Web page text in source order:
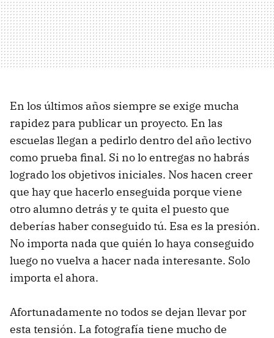
En los últimos años siempre se exige mucha
rapidez para publicar un proyecto. En las
escuelas llegan a pedirlo dentro del año lectivo
como prueba final. Si no lo entregas no habrás
logrado los objetivos iniciales. Nos hacen creer
que hay que hacerlo enseguida porque viene
otro alumno detrás y te quita el puesto que
deberías haber conseguido tú. Esa es la presión.
No importa nada que quién lo haya conseguido
luego no vuelva a hacer nada interesante. Solo
importa el ahora.
Afortunadamente no todos se dejan llevar por
esta tensión. La fotografía tiene mucho de